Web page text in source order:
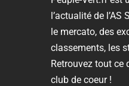
l’actualité de l’AS
le mercato, des
classements, les
Retrouvez tout ce
club de coeur !